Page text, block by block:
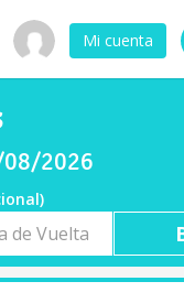
Mi cuenta
08/2026